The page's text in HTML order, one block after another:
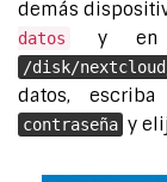
demás
datos
y
/disk/
datos,
contraseña y